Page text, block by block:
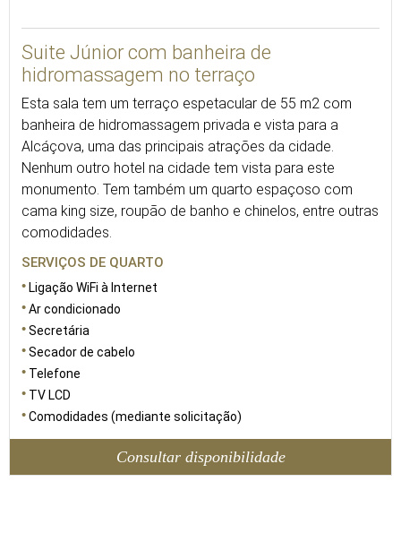
Suite Júnior com banheira de
hidromassagem no terraço
Esta sala tem um terraço espetacular de 55 m2 com
banheira de hidromassagem privada e vista para a
Alcáçova, uma das principais atrações da cidade.
Nenhum outro hotel na cidade tem vista para este
monumento. Tem também um quarto espaçoso com
cama king size, roupão de banho e chinelos, entre outras
comodidades.
SERVIÇOS DE QUARTO
Ligação WiFi à Internet
Ar condicionado
Secretária
Secador de cabelo
Telefone
TV LCD
Comodidades (mediante solicitação)
Consultar disponibilidade